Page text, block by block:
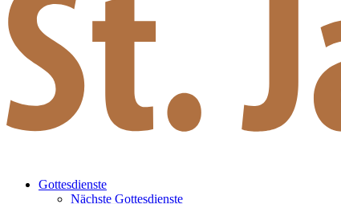
Gottesdienste
Nächste Gottesdienste